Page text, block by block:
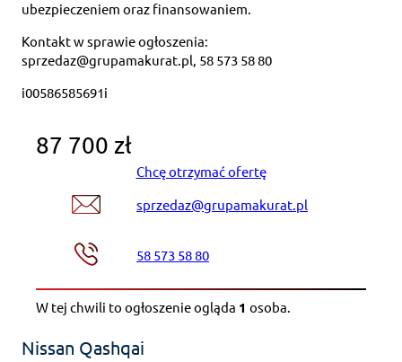
ubezpieczeniem oraz finansowaniem.
Kontakt w sprawie ogłoszenia:
sprzedaz@grupamakurat.pl, 58 573 58 80
i00586585691i
87 700 zł
Chcę otrzymać ofertę
sprzedaz@grupamakurat.pl
58 573 58 80
W tej chwili to ogłoszenie ogląda 1 osoba.
Nissan Qashqai